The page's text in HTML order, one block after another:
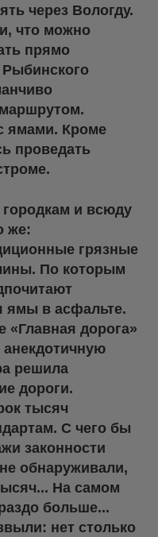
через Вологду.
что можно
прямо
ямами. Кроме
проведать
и всюду
же:
грязные
По которым
ямы в асфальте.
«Главная дорога»
решила
дороги.
тысяч
С чего бы
законности
обнаруживали,
На самом
больше...
нет столько